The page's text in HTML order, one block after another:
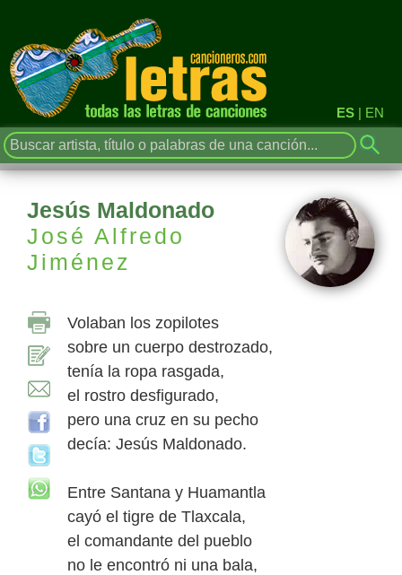
ES | EN
Jesús Maldonado
José Alfredo
Jiménez
Volaban los zopilotes
sobre un cuerpo destrozado,
tenía la ropa rasgada,
el rostro desfigurado,
pero una cruz en su pecho
decía: Jesús Maldonado.
Entre Santana y Huamantla
cayó el tigre de Tlaxcala,
el comandante del pueblo
no le encontró ni una bala,